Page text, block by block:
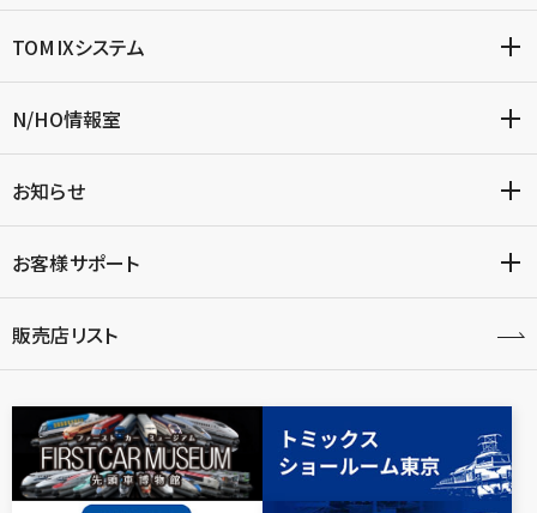
TOMIXシステム
N/HO情報室
お知らせ
お客様サポート
販売店リスト